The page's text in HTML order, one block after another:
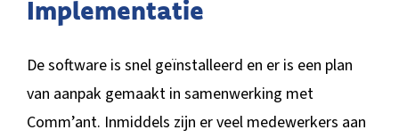
Implementatie
De software is snel geïnstalleerd en er is een plan
van aanpak gemaakt in samenwerking met
Comm’ant. Inmiddels zijn er veel medewerkers aan